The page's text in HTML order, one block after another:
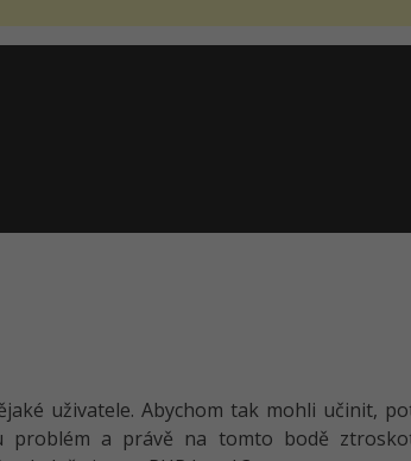
uživatele. Abychom tak mohli učinit,
problém a právě na tomto bodě